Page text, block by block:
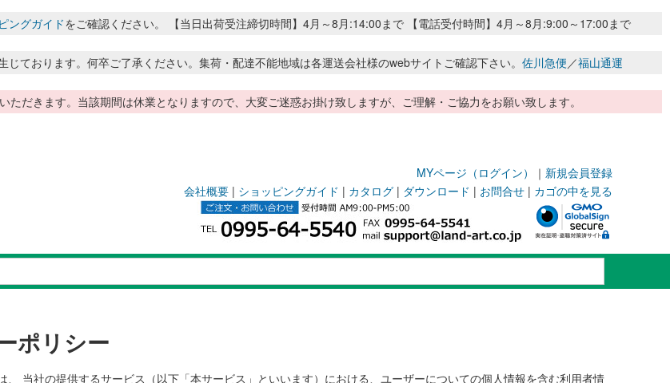
ングガイドをご確認ください。 【当日出荷受注締切時間】4月～8月:14:00まで 【電話受付時間】4月～8月:9:00～17:00まで
ております。何卒ご了承ください。集荷・配達不能地域は各運送会社様のwebサイトご確認下さい。 佐川急便／福山通運
だきます。当該期間は休業となりますので、大変ご迷惑お掛け致しますが、ご理解・ご協力をお願い致します。
MYページ（ログイン） ｜ 新規会員登録
会社概要 | ショッピングガイド | カタログ | ダウンロード | お問合せ | カゴの中を見る
ポリシー
、 当社の提供するサービス（以下「本サービス」といいます）における、ユーザーについての個人情報を含む利用者情